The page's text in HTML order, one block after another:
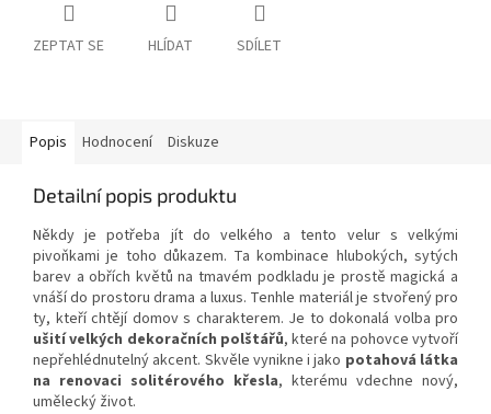
ZEPTAT SE HLÍDAT SDÍLET
Popis Hodnocení Diskuze
Detailní popis produktu
Někdy je potřeba jít do velkého a tento velur s velkými
pivoňkami je toho důkazem. Ta kombinace hlubokých, sytých
barev a obřích květů na tmavém podkladu je prostě magická a
vnáší do prostoru drama a luxus. Tenhle materiál je stvořený pro
ty, kteří chtějí domov s charakterem. Je to dokonalá volba pro
ušití velkých dekoračních polštářů, které na pohovce vytvoří
nepřehlédnutelný akcent. Skvěle vynikne i jako potahová látka
na renovaci solitérového křesla, kterému vdechne nový,
umělecký život.